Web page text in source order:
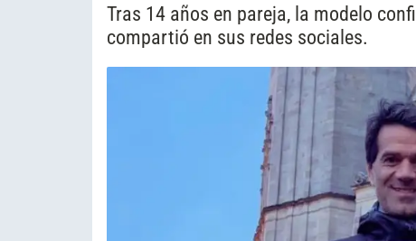
Tras 14 años en pareja, la modelo
compartió en sus redes sociales.